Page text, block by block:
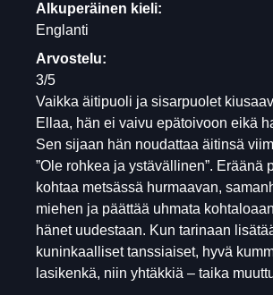
Alkuperäinen kieli:
Englanti
Arvostelu:
3/5
Vaikka äitipuoli ja sisarpuolet
Ellaa, hän ei vaivu epätoivoon eikä
Sen sijaan hän noudattaa äitinsä
”Ole rohkea ja ystävällinen”. Eräänä
kohtaa metsässä hurmaavan,
miehen ja päättää uhmata
hänet uudestaan. Kun tarinaan
kuninkaalliset tanssiaiset, hyvä
lasikenkä, niin yhtäkkiä – taika